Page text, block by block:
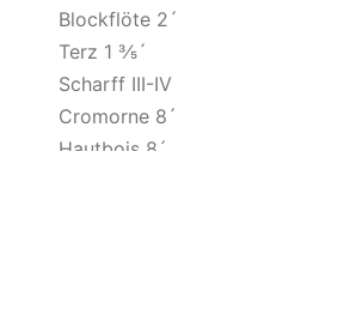
Blockflöte 2´
Terz 1 3⁄5´
Scharff III-IV
Cromorne 8´
Hautbois 8´